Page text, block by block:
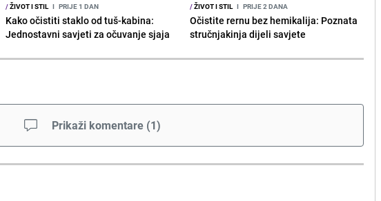
/ŽIVOT I STIL I PRIJE 1 DAN
Kako očistiti staklo od tuš-kabina:
Jednostavni savjeti za očuvanje sjaja
/ŽIVOT I STIL I PRIJE 2 DANA
Očistite rernu bez hemikalija: Poznata
stručnjakinja dijeli savjete
Prikaži komentare (1)